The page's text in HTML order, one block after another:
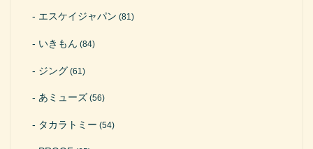
エスケイジャパン (81)
いきもん (84)
ジング(61)
あミューズ (56)
タカラトミー (54)